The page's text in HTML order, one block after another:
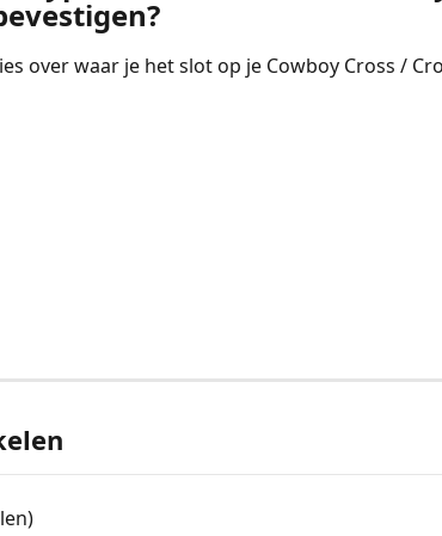
over waar je het slot op je Cowboy Cross /